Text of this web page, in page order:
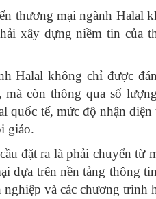
thương mại ngành Halal
xây dựng niềm tin của
Halal không chỉ được
còn thông qua số
quốc tế, mức độ nhận
giáo.
đặt ra là phải chuyển từ
dựa trên nền tảng thông
và các chương trình